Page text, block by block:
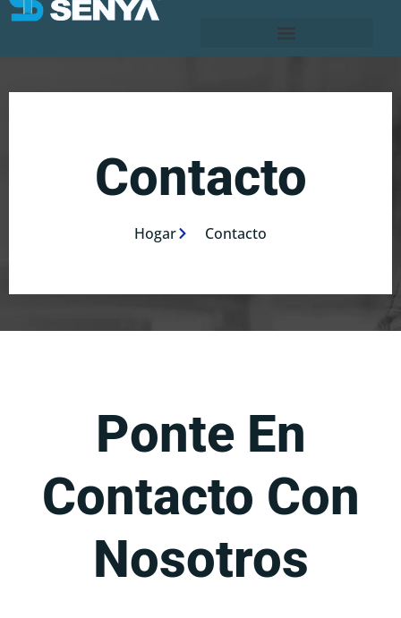
Contacto
Hogar Contacto
Ponte En
Contacto Con
Nosotros